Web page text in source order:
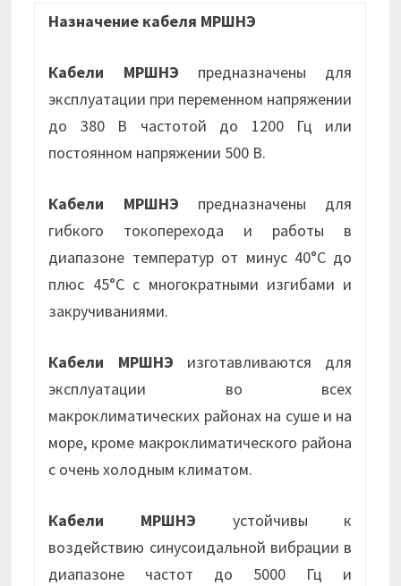
Назначение кабеля МРШНЭ
Кабели МРШНЭ предназначены для
эксплуатации при переменном напряжении
до 380 В частотой до 1200 Гц или
постоянном напряжении 500 В.
Кабели МРШНЭ предназначены для
гибкого токоперехода и работы в
диапазоне температур от минус 40°С до
плюс 45°С с многократными изгибами и
закручиваниями.
Кабели МРШНЭ изготавливаются для
эксплуатации во всех
макроклиматических районах на суше и на
море, кроме макроклиматического района
с очень холодным климатом.
Кабели МРШНЭ устойчивы к
воздействию синусоидальной вибрации в
диапазоне частот до 5000 Гц и